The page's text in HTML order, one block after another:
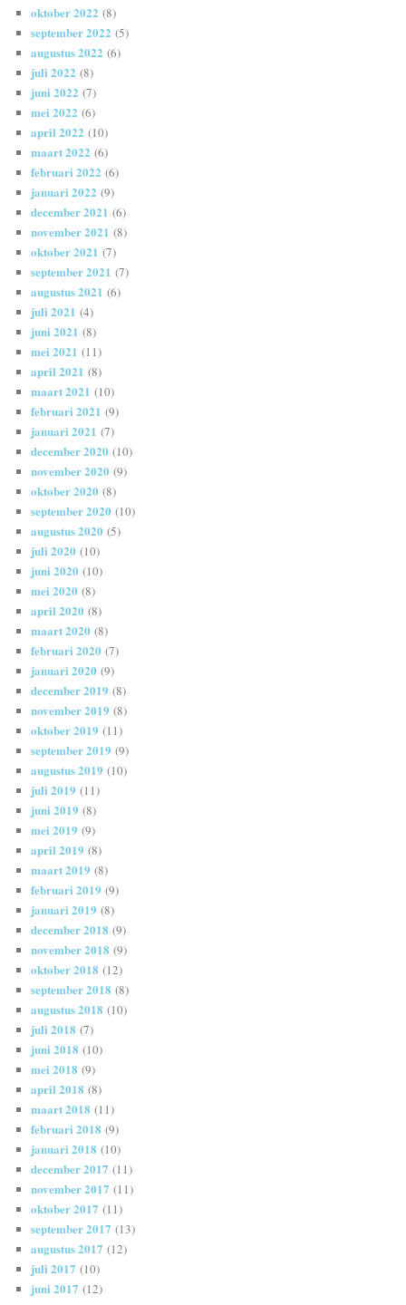
oktober 2022 (8)
september 2022 (5)
augustus 2022 (6)
juli 2022 (8)
juni 2022 (7)
mei 2022 (6)
april 2022 (10)
maart 2022 (6)
februari 2022 (6)
januari 2022 (9)
december 2021 (6)
november 2021 (8)
oktober 2021 (7)
september 2021 (7)
augustus 2021 (6)
juli 2021 (4)
juni 2021 (8)
mei 2021 (11)
april 2021 (8)
maart 2021 (10)
februari 2021 (9)
januari 2021 (7)
december 2020 (10)
november 2020 (9)
oktober 2020 (8)
september 2020 (10)
augustus 2020 (5)
juli 2020 (10)
juni 2020 (10)
mei 2020 (8)
april 2020 (8)
maart 2020 (8)
februari 2020 (7)
januari 2020 (9)
december 2019 (8)
november 2019 (8)
oktober 2019 (11)
september 2019 (9)
augustus 2019 (10)
juli 2019 (11)
juni 2019 (8)
mei 2019 (9)
april 2019 (8)
maart 2019 (8)
februari 2019 (9)
januari 2019 (8)
december 2018 (9)
november 2018 (9)
oktober 2018 (12)
september 2018 (8)
augustus 2018 (10)
juli 2018 (7)
juni 2018 (10)
mei 2018 (9)
april 2018 (8)
maart 2018 (11)
februari 2018 (9)
januari 2018 (10)
december 2017 (11)
november 2017 (11)
oktober 2017 (11)
september 2017 (13)
augustus 2017 (12)
juli 2017 (10)
juni 2017 (12)